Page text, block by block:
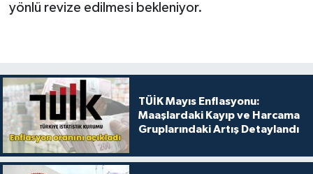
yönlü revize edilmesi bekleniyor.
TÜİK Mayıs Enflasyonu:
Maaşlardaki Kayıp ve Harcama
Gruplarındaki Artış Detaylandı